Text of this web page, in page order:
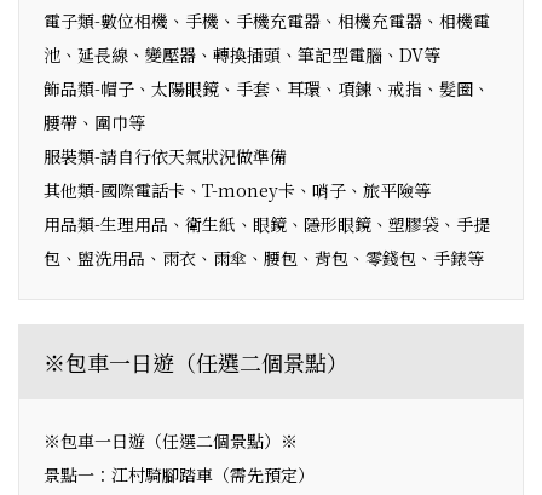
電子類-數位相機、手機、手機充電器、相機充電器、相機電
池、延長線、變壓器、轉換插頭、筆記型電腦、DV等
飾品類-帽子、太陽眼鏡、手套、耳環、項鍊、戒指、髮圈、
腰帶、圍巾等
服裝類-請自行依天氣狀況做準備
其他類-國際電話卡、T-money卡、哨子、旅平險等
用品類-生理用品、衛生紙、眼鏡、隱形眼鏡、塑膠袋、手提
包、盥洗用品、雨衣、雨傘、腰包、背包、零錢包、手錶等
※包車一日遊（任選二個景點）
※包車一日遊（任選二個景點）※
景點一：江村騎腳踏車（需先預定）